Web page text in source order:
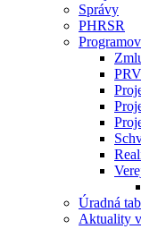
Správy
PHRSR
Úradná
Aktuality